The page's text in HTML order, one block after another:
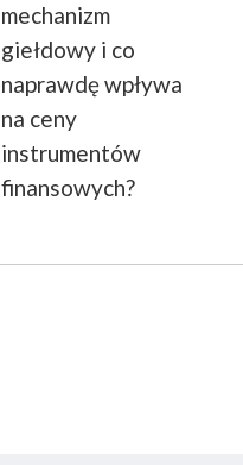
mechanizm
giełdowy i co
naprawdę wpływa
na ceny
instrumentów
finansowych?